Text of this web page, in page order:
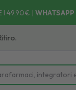
I 49,90€ | WHATSAPP